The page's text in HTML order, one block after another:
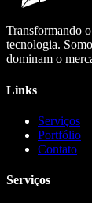
Transformando
tecnologia.
dominam o
Links
Serviços
Portfólio
Contato
Serviços